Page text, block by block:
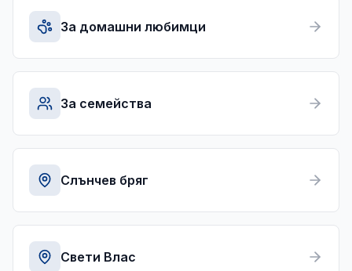
За домашни любимци
За семейства
Слънчев бряг
Свети Влас